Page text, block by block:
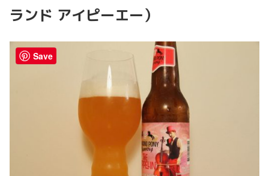
ランド アイピーエー）
Save